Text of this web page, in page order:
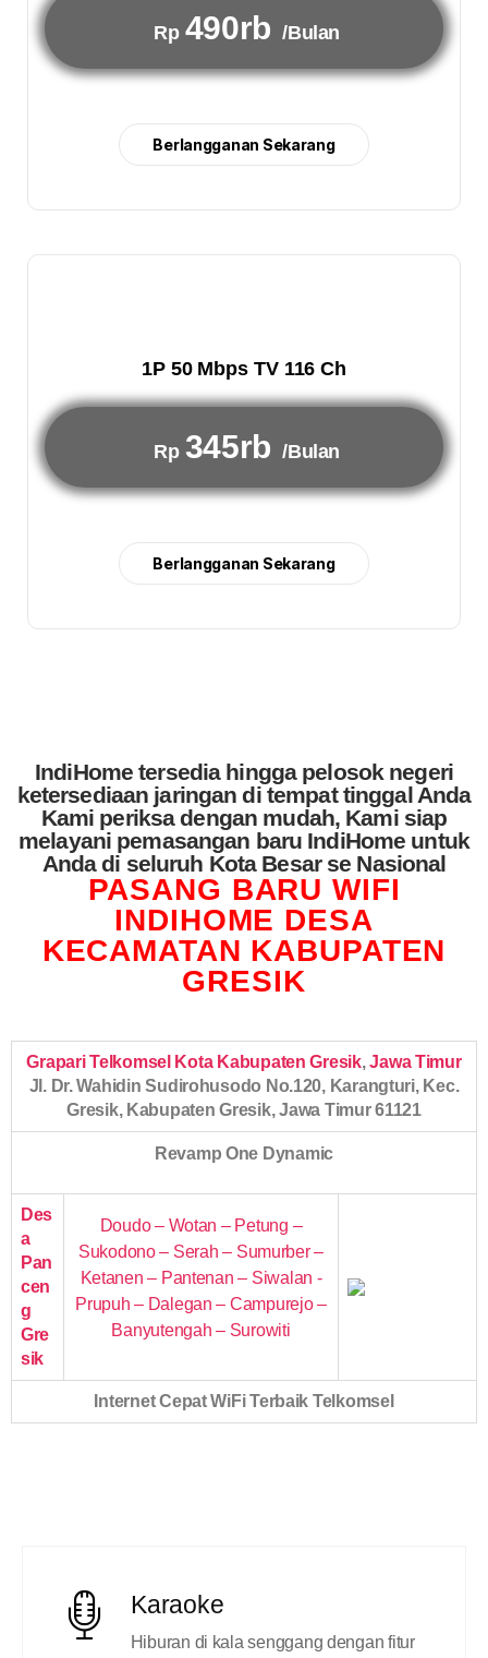
Rp 490rb /Bulan
Berlangganan Sekarang
1P 50 Mbps TV 116 Ch
Rp 345rb /Bulan
Berlangganan Sekarang
IndiHome tersedia hingga pelosok negeri
ketersediaan jaringan di tempat tinggal Anda
Kami periksa dengan mudah, Kami siap
melayani pemasangan baru IndiHome untuk
Anda di seluruh Kota Besar se Nasional
PASANG BARU WIFI
INDIHOME DESA
KECAMATAN KABUPATEN
GRESIK
Grapari Telkomsel Kota Kabupaten Gresik,Jawa Timur
Jl. Dr. Wahidin Sudirohusodo No.120, Karangturi, Kec.
Gresik, Kabupaten Gresik, Jawa Timur 61121
Revamp One Dynamic
Des
a
Pan
cen
g
Gre
sik
Doudo – Wotan – Petung –
Sukodono – Serah – Sumurber –
Ketanen – Pantenan – Siwalan -
Prupuh – Dalegan – Campurejo –
Banyutengah – Surowiti
Internet Cepat WiFi Terbaik Telkomsel
Karaoke
Hiburan di kala senggang dengan fitur